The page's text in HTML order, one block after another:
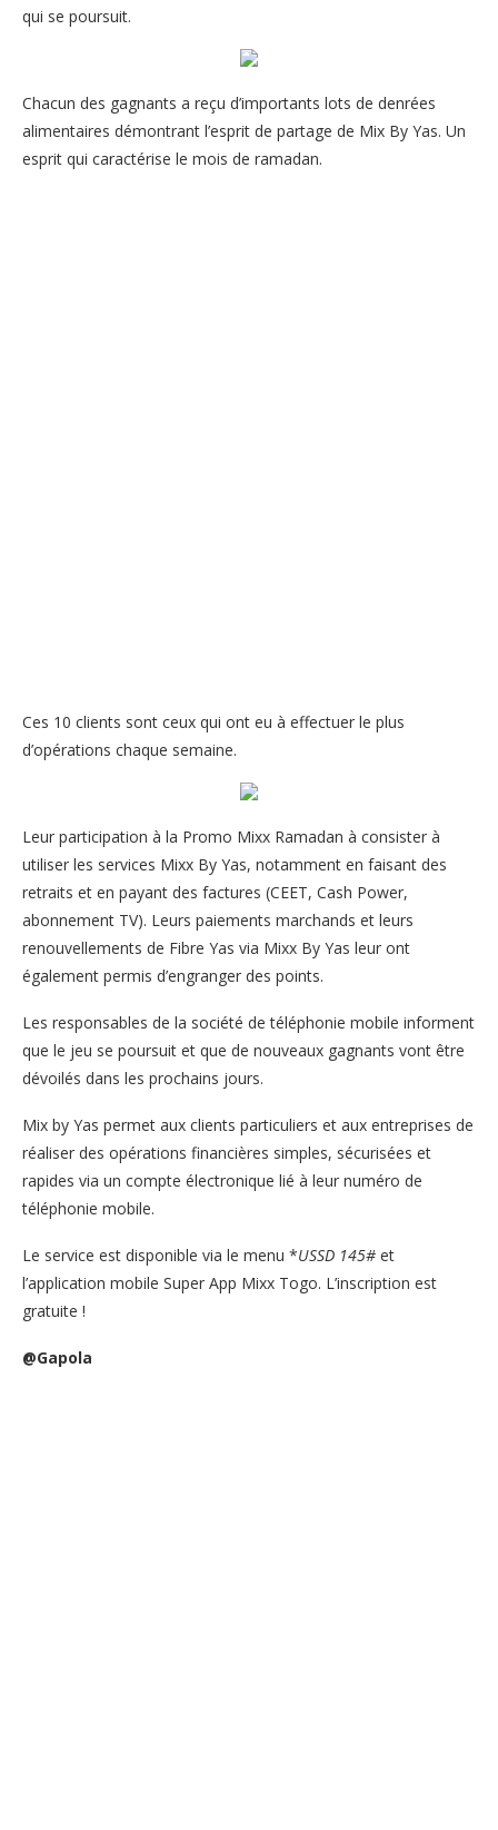
qui se poursuit.
Chacun des gagnants a reçu d’importants lots de denrées
alimentaires démontrant l’esprit de partage de Mix By Yas. Un
esprit qui caractérise le mois de ramadan.
Ces 10 clients sont ceux qui ont eu à effectuer le plus
d’opérations chaque semaine.
Leur participation à la Promo Mixx Ramadan à consister à
utiliser les services Mixx By Yas, notamment en faisant des
retraits et en payant des factures (CEET, Cash Power,
abonnement TV). Leurs paiements marchands et leurs
renouvellements de Fibre Yas via Mixx By Yas leur ont
également permis d’engranger des points.
Les responsables de la société de téléphonie mobile informent
que le jeu se poursuit et que de nouveaux gagnants vont être
dévoilés dans les prochains jours.
Mix by Yas permet aux clients particuliers et aux entreprises de
réaliser des opérations financières simples, sécurisées et
rapides via un compte électronique lié à leur numéro de
téléphonie mobile.
Le service est disponible via le menu *USSD 145# et
l’application mobile Super App Mixx Togo. L’inscription est
gratuite !
@Gapola